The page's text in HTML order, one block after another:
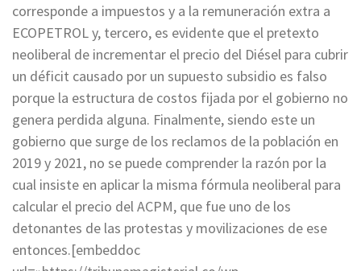
corresponde a impuestos y a la remuneración extra a
ECOPETROL y, tercero, es evidente que el pretexto
neoliberal de incrementar el precio del Diésel para cubrir
un déficit causado por un supuesto subsidio es falso
porque la estructura de costos fijada por el gobierno no
genera perdida alguna. Finalmente, siendo este un
gobierno que surge de los reclamos de la población en
2019 y 2021, no se puede comprender la razón por la
cual insiste en aplicar la misma fórmula neoliberal para
calcular el precio del ACPM, que fue uno de los
detonantes de las protestas y movilizaciones de ese
entonces.[embeddoc